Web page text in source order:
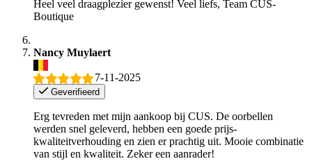
Heel veel draagplezier gewenst! Veel liefs, Team CUS-
Boutique
Nancy Muylaert
7-11-2025
Geverifieerd
Erg tevreden met mijn aankoop bij CUS. De oorbellen
werden snel geleverd, hebben een goede prijs-
kwaliteitverhouding en zien er prachtig uit. Mooie combinatie
van stijl en kwaliteit. Zeker een aanrader!